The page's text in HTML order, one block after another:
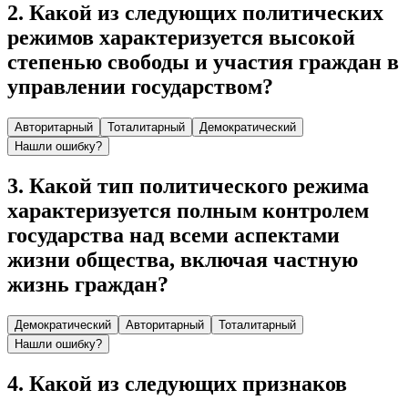
2. Какой из следующих политических
режимов характеризуется высокой
степенью свободы и участия граждан в
управлении государством?
Авторитарный Тоталитарный
Демократический
Нашли ошибку?
3. Какой тип политического режима
характеризуется полным контролем
государства над всеми аспектами
жизни общества, включая частную
жизнь граждан?
Демократический Авторитарный
Тоталитарный
Нашли ошибку?
4. Какой из следующих признаков